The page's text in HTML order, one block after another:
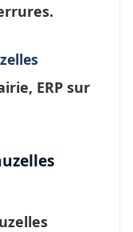
ERP sur